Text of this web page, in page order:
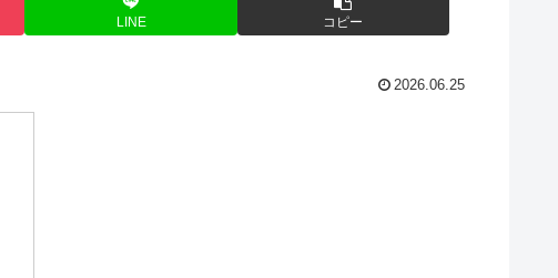
LINE コピー
2026.06.25